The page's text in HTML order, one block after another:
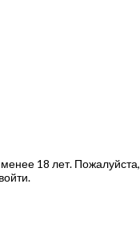
18 лет. Пожалуйста,